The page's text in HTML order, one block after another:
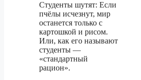
Студенты шутят: Если
пчёлы исчезнут, мир
останется только с
картошкой и рисом.
Или, как его называют
студенты —
«стандартный
рацион».